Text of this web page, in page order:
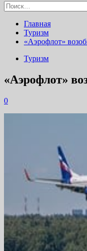
Найти:
Главная
Туризм
«Аэрофлот»
Туризм
«Аэрофлот»
0